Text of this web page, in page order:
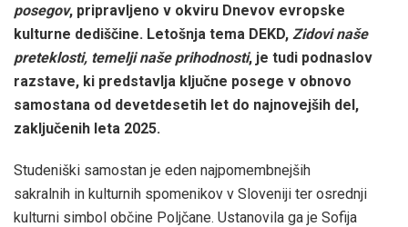
posegov, pripravljeno v okviru Dnevov evropske
kulturne dediščine. Letošnja tema DEKD, Zidovi naše
preteklosti, temelji naše prihodnosti, je tudi podnaslov
razstave, ki predstavlja ključne posege v obnovo
samostana od devetdesetih let do najnovejših del,
zaključenih leta 2025.
Studeniški samostan je eden najpomembnejših
sakralnih in kulturnih spomenikov v Sloveniji ter osrednji
kulturni simbol občine Poljčane. Ustanovila ga je Sofija